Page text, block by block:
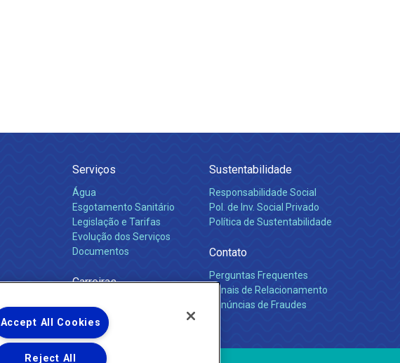
Serviços
Água
Esgotamento Sanitário
Legislação e Tarifas
Evolução dos Serviços
Documentos
Carreiras
Sustentabilidade
Responsabilidade Social
Pol. de Inv. Social Privado
Política de Sustentabilidade
Contato
Perguntas Frequentes
Canais de Relacionamento
Denúncias de Fraudes
Accept All Cookies
Reject All